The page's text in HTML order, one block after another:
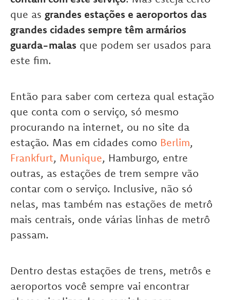
que as grandes estações e aeroportos das
grandes cidades sempre têm armários
guarda-malas que podem ser usados para
este fim.
Então para saber com certeza qual estação
que conta com o serviço, só mesmo
procurando na internet, ou no site da
estação. Mas em cidades como Berlim,
Frankfurt, Munique, Hamburgo, entre
outras, as estações de trem sempre vão
contar com o serviço. Inclusive, não só
nelas, mas também nas estações de metrô
mais centrais, onde várias linhas de metrô
passam.
Dentro destas estações de trens, metrôs e
aeroportos você sempre vai encontrar